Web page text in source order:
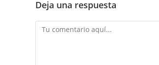
Deja una respuesta